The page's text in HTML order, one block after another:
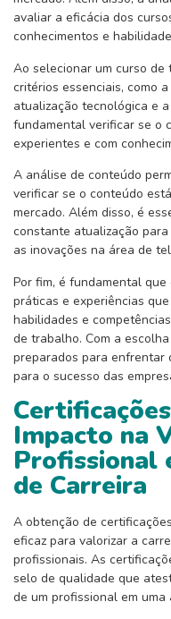
avaliar a eficácia dos
conhecimentos e
Ao selecionar um curso
critérios essenciais, como
atualização tecnológica e
fundamental verificar se o
experientes e com
A análise de conteúdo
verificar se o conteúdo
mercado. Além disso, é
constante atualização
as inovações na área de
Por fim, é fundamental
práticas e experiências
habilidades e
de trabalho. Com a
preparados para enfrentar
para o sucesso das
Impacto na
Profissional
de Carreira
A obtenção de
eficaz para valorizar a
profissionais. As
selo de qualidade que
de um profissional em uma